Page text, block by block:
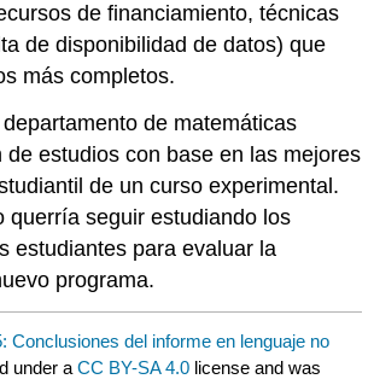
de financiamiento, técnicas
de disponibilidad de datos) que
más completos.
de matemáticas
de estudios con base en las mejores
de un curso experimental.
querría seguir estudiando los
estudiantes para evaluar la
programa.
Conclusiones del informe en lenguaje no
under aCC BY-SA 4.0 license and was